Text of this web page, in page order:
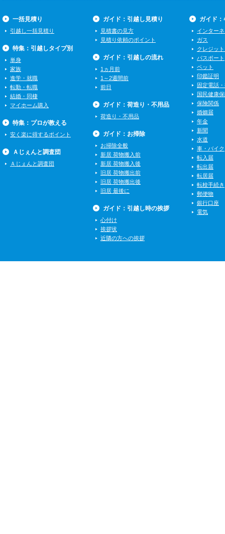
一括見積り
引越し一括見積り
特集：引越しタイプ別
単身
家族
進学・就職
転勤・転職
結婚・同棲
マイホーム購入
特集：プロが教える
安く楽に得するポイント
Ａじぇんと調査団
Ａじぇんと調査団
ガイド：引越し見積り
見積書の見方
見積り依頼のポイント
ガイド：引越しの流れ
1ヵ月前
1～2週間前
前日
ガイド：荷造り・不用品
荷造り・不用品
ガイド：お掃除
お掃除全般
新居 荷物搬入前
新居 荷物搬入後
旧居 荷物搬出前
旧居 荷物搬出後
旧居 最後に
ガイド：引越し時の挨拶
心付け
挨拶状
近隣の方への挨拶
ガイド
インター
ガス
クレジッ
パスポート
ペット
印鑑証明
固定電話
国民健康
保険関係
婚姻届
年金
新聞
水道
車・バイク
転入届
転出届
転居届
転校手続き
郵便物
銀行口座
電気